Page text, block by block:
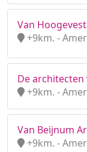
Van
+9km. -
De architecten
+9km. -
Van Beijnum
+9km. -